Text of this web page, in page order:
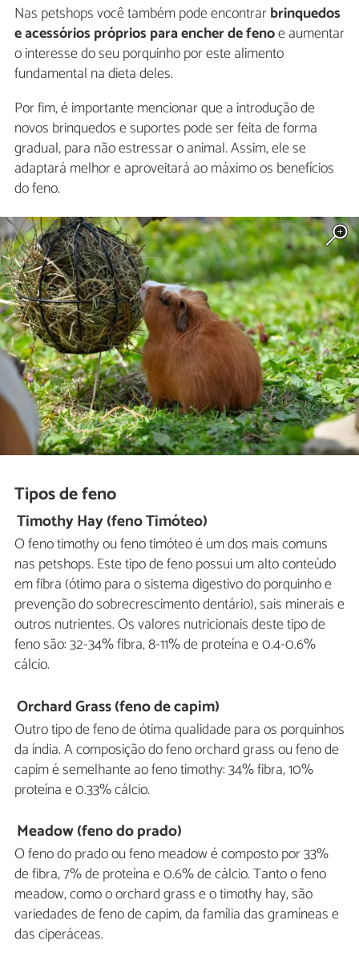
Nas petshops você também pode encontrarbrinquedos
e acessórios próprios para encher de fenoe aumentar
o interesse do seu porquinho por este alimento
fundamental na dieta deles.
Por fim, é importante mencionar que a introdução de
novos brinquedos e suportes pode ser feita de forma
gradual, para não estressar o animal. Assim, ele se
adaptará melhor e aproveitará ao máximo os benefícios
do feno.
Tipos de feno
Timothy Hay (feno Timóteo)
O feno timothy ou feno timóteo é um dos mais comuns
nas petshops. Este tipo de feno possui um alto conteúdo
em fibra (ótimo para o sistema digestivo do porquinho e
prevenção do sobrecrescimento dentário), sais minerais e
outros nutrientes. Os valores nutricionais deste tipo de
feno são: 32-34% fibra, 8-11% de proteína e 0.4-0.6%
cálcio.
Orchard Grass (feno de capim)
Outro tipo de feno de ótima qualidade para os porquinhos
da índia. A composição do feno orchard grass ou feno de
capim é semelhante ao feno timothy: 34% fibra, 10%
proteína e 0.33% cálcio.
Meadow (feno do prado)
O feno do prado ou feno meadow é composto por 33%
de fibra, 7% de proteína e 0.6% de cálcio. Tanto o feno
meadow, como o orchard grass e o timothy hay, são
variedades de feno de capim, da família das gramíneas e
das ciperáceas.